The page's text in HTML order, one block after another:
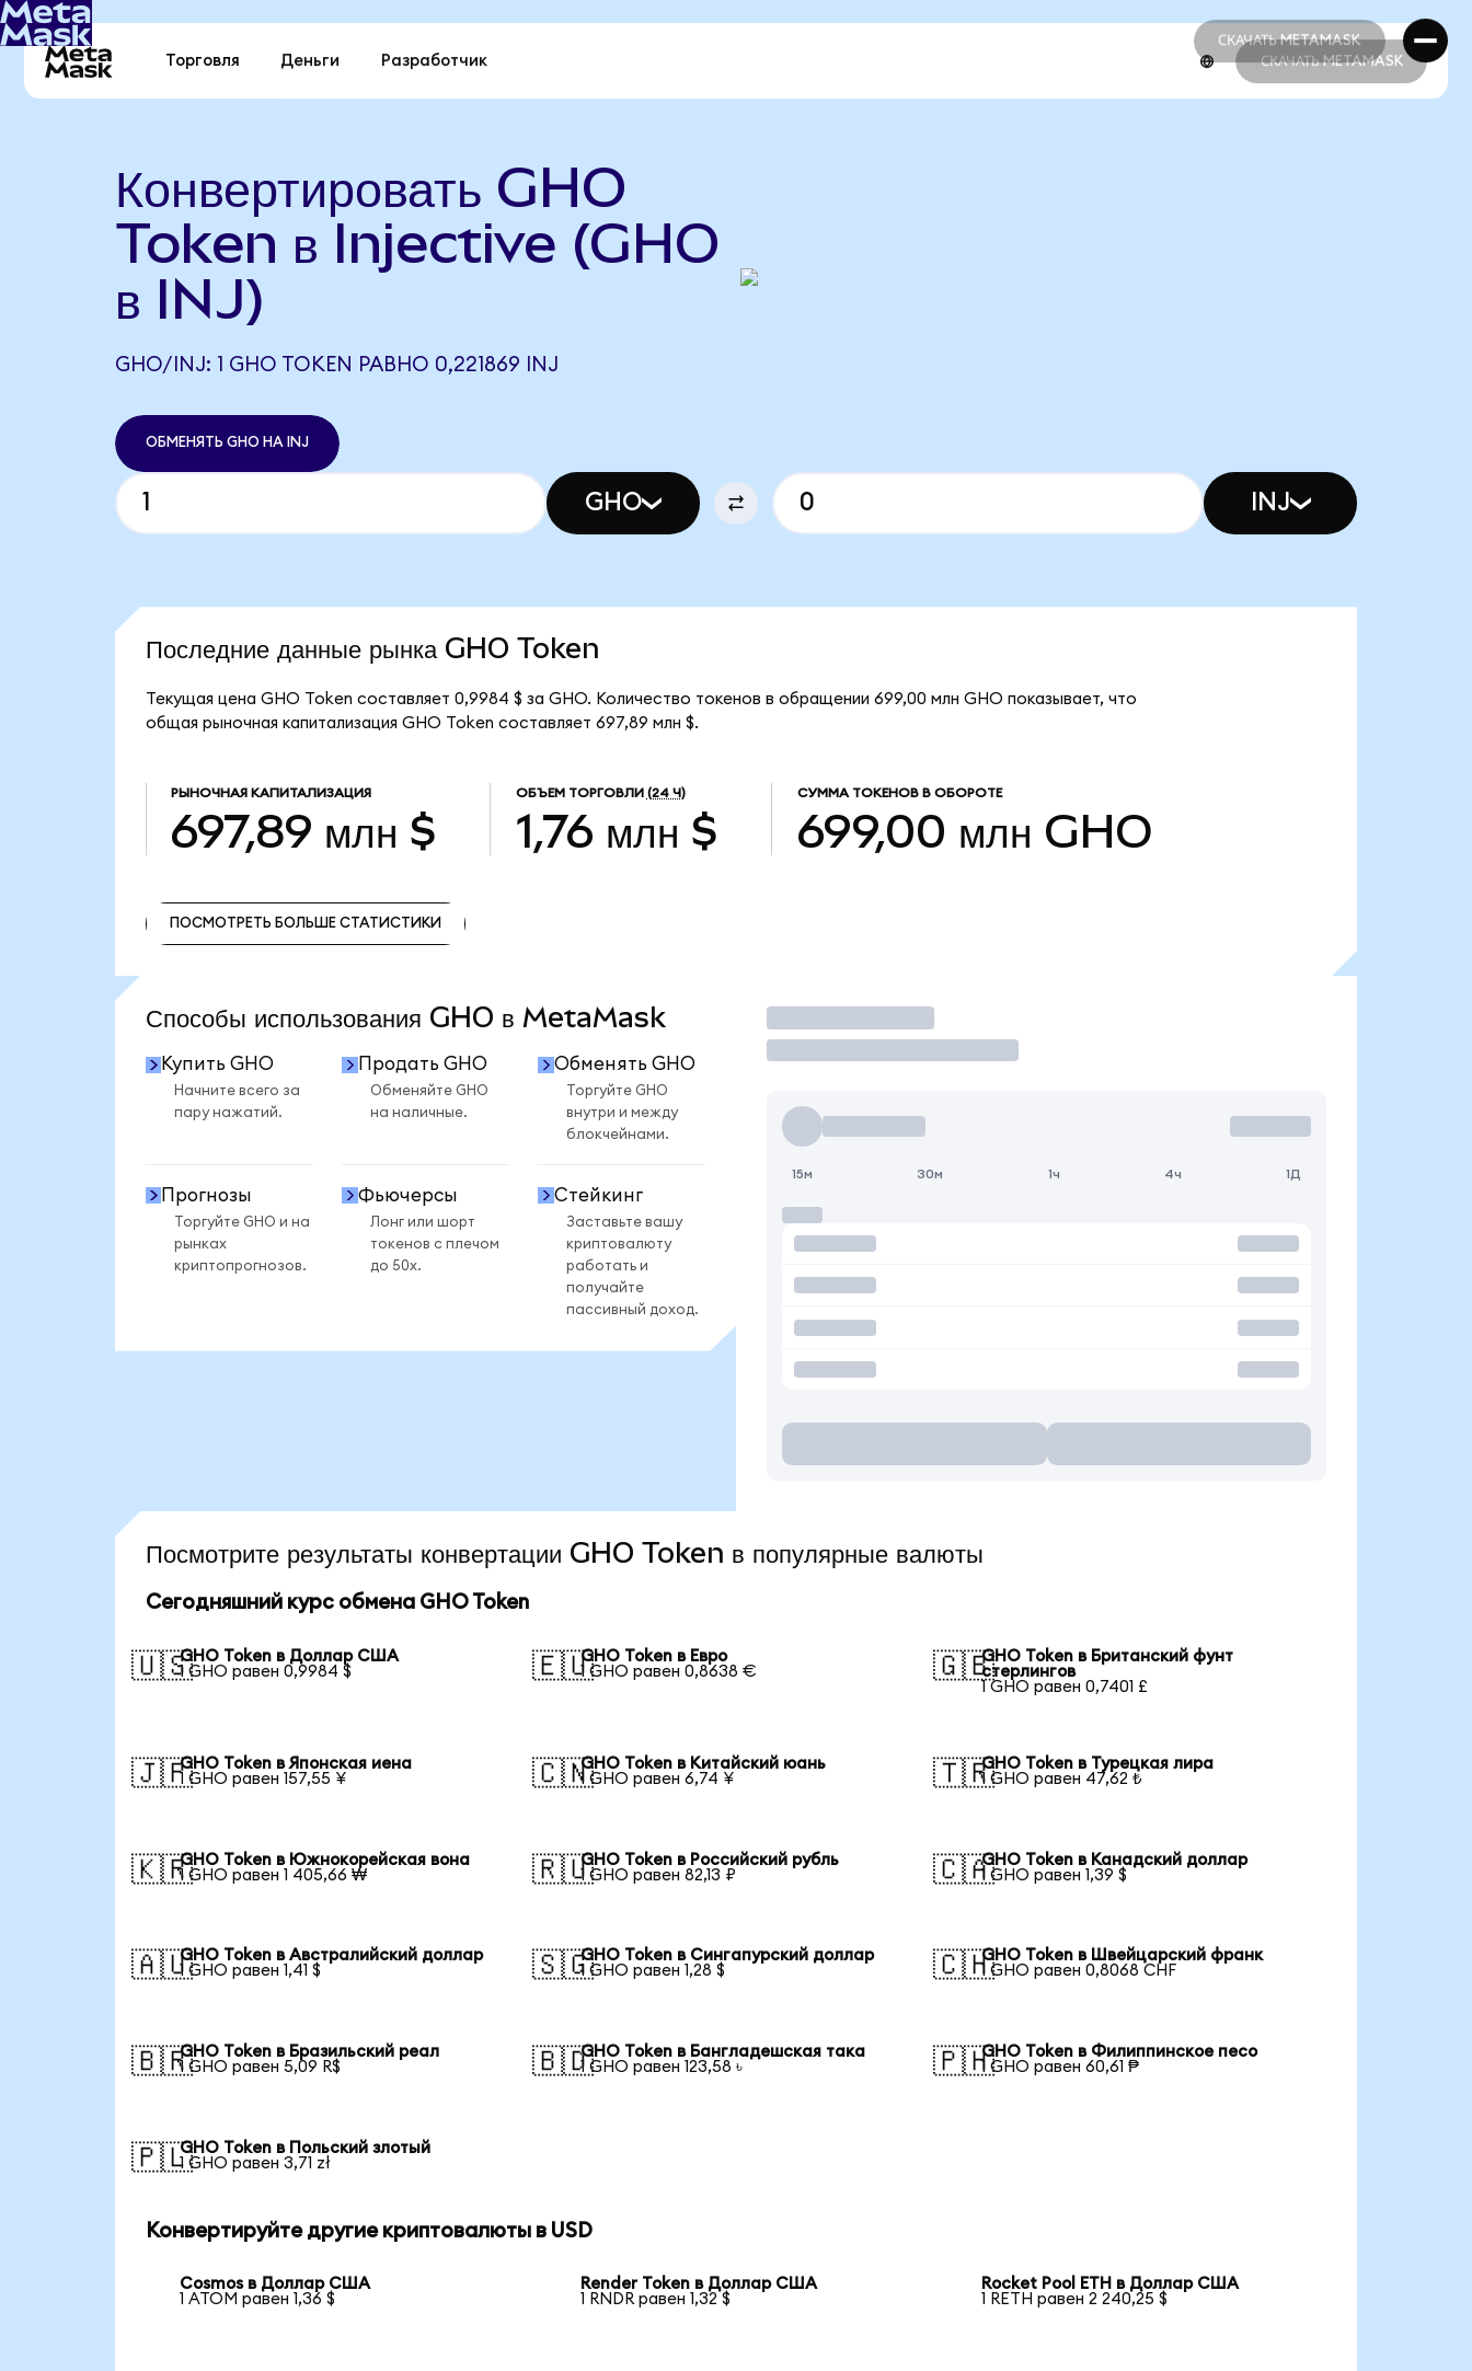
СКАЧАТЬ METAMASK
СКАЧАТЬ METAMASK
Торговля Деньги Разработчик СКАЧАТЬ METAMASK
Конвертировать GHO
Token в Injective (GHO
в INJ)
GHO/INJ: 1 GHO TOKEN РАВНО 0,221869 INJ
ОБМЕНЯТЬ GHO НА INJ
GHO INJ
Последние данные рынка GHO Token
Текущая цена GHO Token составляет 0,9984 $ за GHO. Количество токенов в обращении 699,00 млн GHO показывает, что
общая рыночная капитализация GHO Token составляет 697,89 млн $.
РЫНОЧНАЯ КАПИТАЛИЗАЦИЯ
697,89 млн $
ОБЪЕМ ТОРГОВЛИ (24 Ч)
1,76 млн $
СУММА ТОКЕНОВ В ОБОРОТЕ
699,00 млн GHO
ПОСМОТРЕТЬ БОЛЬШЕ СТАТИСТИКИ
Способы использования GHO в MetaMask
Купить GHO
Начните всего за
пару нажатий.
Продать GHO
Обменяйте GHO
на наличные.
Обменять GHO
Торгуйте GHO
внутри и между
блокчейнами.
Прогнозы
Торгуйте GHO и на
рынках
криптопрогнозов.
Фьючерсы
Лонг или шорт
токенов с плечом
до 50x.
Стейкинг
Заставьте вашу
криптовалюту
работать и
получайте
пассивный доход.
Торговать
15м 30м 1ч 4ч 1Д
Посмотрите результаты конвертации GHO Token в популярные валюты
Сегодняшний курс обмена GHO Token
🇺🇸GHO Token в Доллар США
1 GHO равен 0,9984 $
🇪🇺GHO Token в Евро
1 GHO равен 0,8638 €
🇬🇧GHO Token в Британский фунт
стерлингов
1 GHO равен 0,7401 £
🇯🇵GHO Token в Японская иена
1 GHO равен 157,55 ¥
🇨🇳GHO Token в Китайский юань
1 GHO равен 6,74 ¥
🇹🇷GHO Token в Турецкая лира
1 GHO равен 47,62 ₺
🇰🇷GHO Token в Южнокорейская вона
1 GHO равен 1 405,66 ₩
🇷🇺GHO Token в Российский рубль
1 GHO равен 82,13 ₽
🇨🇦GHO Token в Канадский доллар
1 GHO равен 1,39 $
🇦🇺GHO Token в Австралийский доллар
1 GHO равен 1,41 $
🇸🇬GHO Token в Сингапурский доллар
1 GHO равен 1,28 $
🇨🇭GHO Token в Швейцарский франк
1 GHO равен 0,8068 CHF
🇧🇷GHO Token в Бразильский реал
1 GHO равен 5,09 R$
🇧🇩GHO Token в Бангладешская така
1 GHO равен 123,58 ৳
🇵🇭GHO Token в Филиппинское песо
1 GHO равен 60,61 ₱
🇵🇱GHO Token в Польский злотый
1 GHO равен 3,71 zł
Конвертируйте другие криптовалюты в USD
Cosmos в Доллар США
1 ATOM равен 1,36 $
Render Token в Доллар США
1 RNDR равен 1,32 $
Rocket Pool ETH в Доллар США
1 RETH равен 2 240,25 $